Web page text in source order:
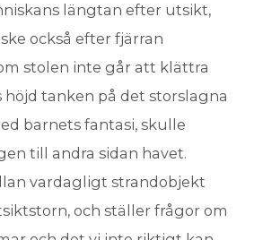
längtan efter utsikt,
också efter fjärran
stolen inte går att klättra
höjd tanken på det storslagna
barnets fantasi, skulle
till andra sidan havet.
vardagligt strandobjekt
och ställer frågor om